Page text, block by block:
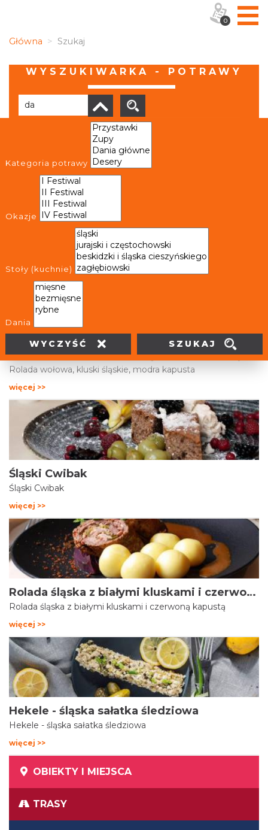
Główna Szukaj
WYSZUKIWARKA - POTRAWY
Kategoria potrawy
Okazje
Stoły (kuchnie)
Dania
WYCZYŚĆ SZUKAJ
Liczba elementów: 5
więcej >>
Rolada wołowa, kluski śląskie, modra kapusta
Rolada wołowa, kluski śląskie, modra kapusta
więcej >>
Śląski Cwibak
Śląski Cwibak
więcej >>
Rolada śląska z białymi kluskami i czerwoną kapustą
Rolada śląska z białymi kluskami i czerwoną kapustą
więcej >>
Hekele - śląska sałatka śledziowa
Hekele - śląska sałatka śledziowa
więcej >>
OBIEKTY I MIEJSCA
TRASY
0